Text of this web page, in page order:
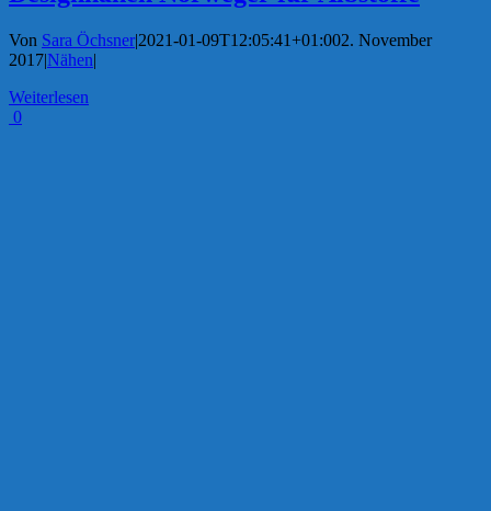
Von Sara Öchsner|2021-01-09T12:05:41+01:002. November
2017|Nähen|
Weiterlesen
0